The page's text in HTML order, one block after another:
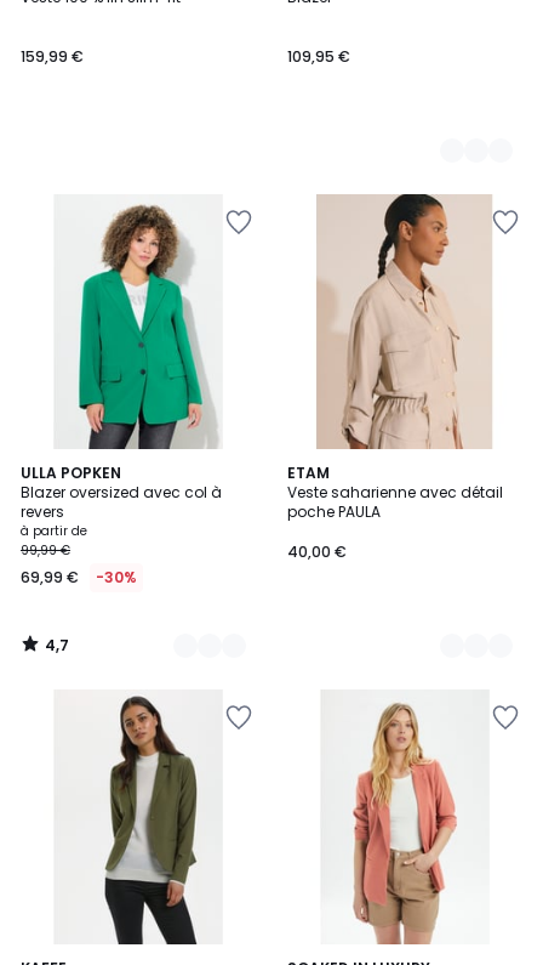
159,99 € 109,95 €
ULLA POPKEN
Blazer oversized avec col à
revers
à partir de
99,99 €
69,99 € -30%
4,7
/ 5
3
Couleurs
4,7
/
ETAM
Veste saharienne avec détail
poche PAULA
40,00 €
2
Couleurs